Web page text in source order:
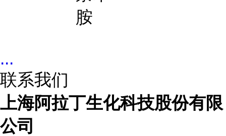
胺
...
联系我们
上海阿拉丁生化科技股份有限
公司